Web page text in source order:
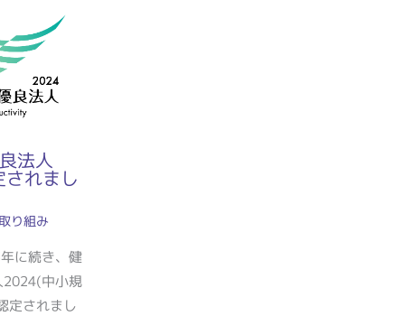
法人
れまし
り組み
に続き、健
2024(中小規
定されまし